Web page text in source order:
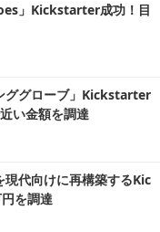
」Kickstarter成功！目
ググローブ」Kickstarter
い金額を調達
現代向けに再構築するKic
を調達